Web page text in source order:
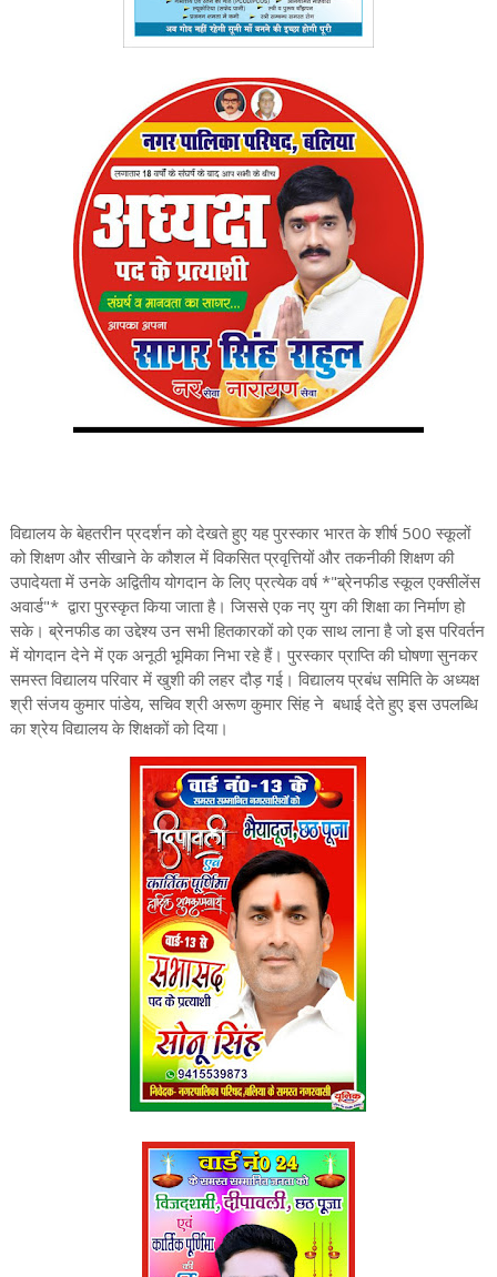
विद्यालय के बेहतरीन प्रदर्शन को देखते हुए यह पुरस्कार भारत के शीर्ष 500 स्कूलों
को शिक्षण और सीखाने के कौशल में विकसित प्रवृत्तियों और तकनीकी शिक्षण की
उपादेयता में उनके अद्वितीय योगदान के लिए प्रत्येक वर्ष *"ब्रेनफीड स्कूल एक्सीलेंस
अवार्ड"* द्वारा पुरस्कृत किया जाता है। जिससे एक नए युग की शिक्षा का निर्माण हो
सके। ब्रेनफीड का उद्देश्य उन सभी हितकारकों को एक साथ लाना है जो इस परिवर्तन
में योगदान देने में एक अनूठी भूमिका निभा रहे हैं। पुरस्कार प्राप्ति की घोषणा सुनकर
समस्त विद्यालय परिवार में खुशी की लहर दौड़ गई। विद्यालय प्रबंध समिति के अध्यक्ष
श्री संजय कुमार पांडेय, सचिव श्री अरूण कुमार सिंह ने बधाई देते हुए इस उपलब्धि
का श्रेय विद्यालय के शिक्षकों को दिया।